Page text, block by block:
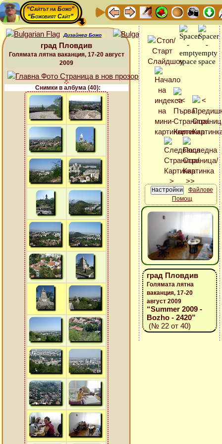
“Сайтът на Божо”
“Божовият Сайт”
Дизайнер Божо
град Пловдив
Голямата лятна ваканция, 17-20 август
2009
Снимки в албума (40):
Файлове
Помощ
град Пловдив
Голямата лятна
ваканция, 17-20
август 2009
“Summer 2009 -
Bozho - 2420”
(№ 22 от 40)